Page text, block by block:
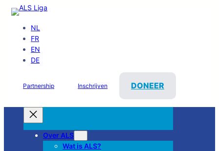
NL
FR
EN
DE
Partnership Inschrijven DONEER
Over ALS
Wat is ALS?